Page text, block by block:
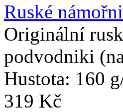
Ruské
Originální
podvodniki
Hustota: 160
319 Kč